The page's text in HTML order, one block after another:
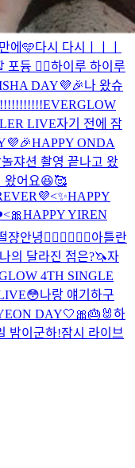
에🩵다시 다시ㅣㅣㅣ
포듕 🙋‍♀️하이루 하이루
DAY💜🎉나 왔슈
EVERGLOW
LIVE자기 전에 잠
HAPPY ONDA
쟈션 촬영 끝나고 왔
왔어요😆🥰
<✨HAPPY
<🎀HAPPY YIREN
쟝안녕✌🏻✌🏻✌🏻아틀란
나의 달라진 점은?🦄자
4TH SINGLE
😳나랑 얘기하구
DAY🤍🎀🎂🐰하
밤이군하!잠시 라이브